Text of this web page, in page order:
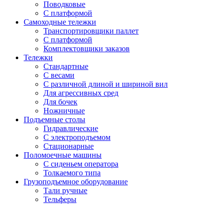
Поводковые
С платформой
Самоходные тележки
Транспортировщики паллет
С платформой
Комплектовщики заказов
Тележки
Стандартные
С весами
С различной длиной и шириной вил
Для агрессивных сред
Для бочек
Ножничные
Подъемные столы
Гидравлические
С электроподъемом
Стационарные
Поломоечные машины
С сиденьем оператора
Толкаемого типа
Грузоподъемное оборудование
Тали ручные
Тельферы